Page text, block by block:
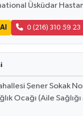
Üsküdar
0 (216) 310 59 23
Şener Sokak
Ocağı (Aile